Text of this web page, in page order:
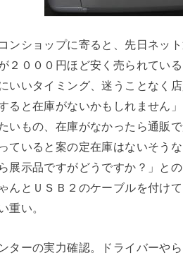
ンショップに寄ると、先日ネッ
２０００円ほど安く売られてい
いいタイミング、迷うことなく
ると在庫がないかもしれません
いもの、在庫がなかったら通販
ていると案の定在庫はないそう
展示品ですがどうですか？」と
んとＵＳＢ２のケーブルを付け
重い。
ターの実力確認。ドライバーや